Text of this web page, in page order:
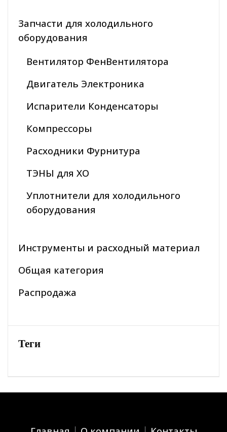
Запчасти для холодильного
оборудования
Вентилятор ФенВентилятора
Двигатель Электроника
Испарители Конденсаторы
Компрессоры
Расходники Фурнитура
ТЭНЫ для ХО
Уплотнители для холодильного
оборудования
Инструменты и расходный материал
Общая категория
Распродажа
Теги